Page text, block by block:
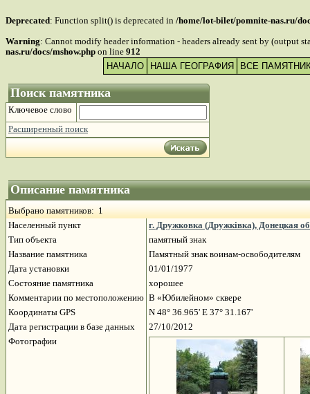
Deprecated: Function split() is deprecated in /home/lot-bilet/pomnite-nas.ru/
Warning: Cannot modify header information - headers already sent by (output
nas.ru/docs/mshow.php on line 912
НАЧАЛО НАША ГЕОГРАФИЯ ВСЕ
Поиск памятника
Ключевое слово
Расширенный поиск
Описание памятника
Выбрано памятников: 1
Населенный пункт
г. Дружковка (Дружківка), Донецкая
Тип объекта
памятный знак
Название памятника
Памятный знак воинам-освободителям
Дата установки
01/01/1977
Состояние памятника
хорошее
Комментарии по местоположению В «Юбилейном» сквере
Координаты GPS
N 48° 36.965' E 37° 31.167'
Дата регистрации в базе данных
27/10/2012
Фотографии